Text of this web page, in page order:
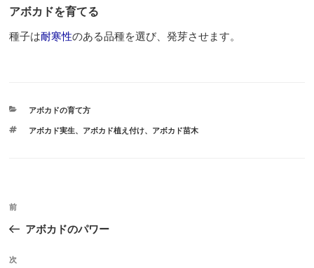
アボカドを育てる
種子は耐寒性のある品種を選び、発芽させます。
カ
ゴ
アボカドの育て方
タ
アボカド実生、 アボカド植え付け、 アボカド苗木
投
ビ
前
の
稿
前
アボカドのパワー
次
次